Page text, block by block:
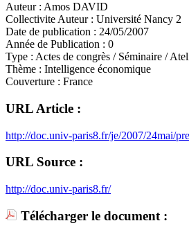
Auteur : Amos DAVID
Collectivite Auteur : Université Nancy 2
Date de publication : 24/05/2007
Année de Publication : 0
Type : Actes de congrès / Séminaire /
Thème : Intelligence économique
Couverture : France
URL Article :
http://doc.univ-paris8.fr/je/2007/24mai/
URL Source :
http://doc.univ-paris8.fr/
Télécharger le document :